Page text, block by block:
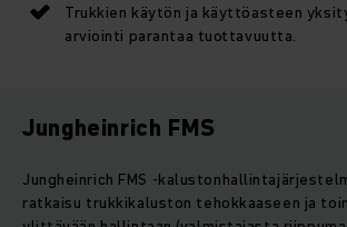
Trukkien käytön ja käyttöasteen
arviointi parantaa tuottavuutta.
Jungheinrich FMS
Jungheinrich FMS -
ratkaisu trukkikaluston tehokkaaseen ja